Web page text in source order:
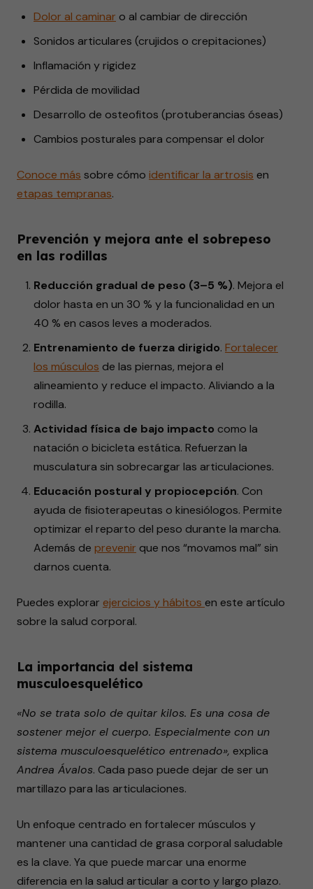
Dolor al caminar o al cambiar de dirección
Sonidos articulares (crujidos o crepitaciones)
Inflamación y rigidez
Pérdida de movilidad
Desarrollo de osteofitos (protuberancias óseas)
Cambios posturales para compensar el dolor
Conoce más sobre cómo identificar la artrosis en
etapas tempranas.
Prevención y mejora ante el sobrepeso
en las rodillas
Reducción gradual de peso (3–5 %). Mejora el
dolor hasta en un 30 % y la funcionalidad en un
40 % en casos leves a moderados.
Entrenamiento de fuerza dirigido. Fortalecer
los músculos de las piernas, mejora el
alineamiento y reduce el impacto. Aliviando a la
rodilla.
Actividad física de bajo impacto como la
natación o bicicleta estática. Refuerzan la
musculatura sin sobrecargar las articulaciones.
Educación postural y propiocepción. Con
ayuda de fisioterapeutas o kinesiólogos. Permite
optimizar el reparto del peso durante la marcha.
Además de prevenir que nos “movamos mal” sin
darnos cuenta.
Puedes explorar ejercicios y hábitos en este artículo
sobre la salud corporal.
La importancia del sistema
musculoesquelético
«No se trata solo de quitar kilos. Es una cosa de
sostener mejor el cuerpo. Especialmente con un
sistema musculoesquelético entrenado», explica
Andrea Ávalos. Cada paso puede dejar de ser un
martillazo para las articulaciones.
Un enfoque centrado en fortalecer músculos y
mantener una cantidad de grasa corporal saludable
es la clave. Ya que puede marcar una enorme
diferencia en la salud articular a corto y largo plazo.